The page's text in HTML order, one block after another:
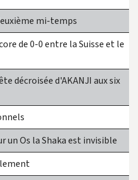
un Os laShaka est invisible
décroisée d'AKANJI aux six
de 0-0 entre la Suisse et le
mi-temps